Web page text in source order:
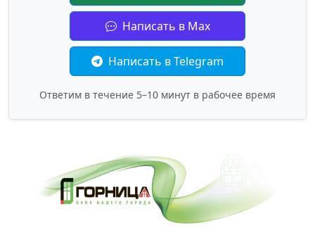
Написать в Max
Написать в Telegram
Ответим в течение 5–10 минут в рабочее время